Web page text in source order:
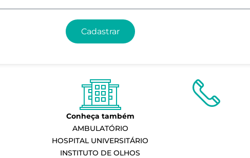
Cadastrar
Conheça também
AMBULATÓRIO
HOSPITAL UNIVERSITÁRIO
INSTITUTO DE OLHOS